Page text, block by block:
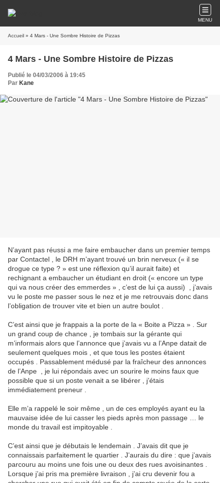
MENU
Accueil » 4 Mars - Une Sombre Histoire de Pizzas
4 Mars - Une Sombre Histoire de Pizzas
Publié le 04/03/2006 à 19:45
Par Kane
N’ayant pas réussi a me faire embaucher dans un premier temps
par Contactel , le DRH m’ayant trouvé un brin nerveux (« il se
drogue ce type ? » est une réflexion qu’il aurait faite) et
rechignant a embaucher un étudiant en droit (« encore un type
qui va nous créer des emmerdes » , c’est de lui ça aussi) , j’avais
vu le poste me passer sous le nez et je me retrouvais donc dans
l’obligation de trouver vite et bien un autre boulot .
C’est ainsi que je frappais a la porte de la « Boite a Pizza » . Sur
un grand coup de chance , je tombais sur la gérante qui
m’informais alors que l’annonce que j’avais vu a l’Anpe datait de
seulement quelques mois , et que tous les postes étaient
occupés . Passablement médusé par la fraîcheur des annonces
de l’Anpe , je lui répondais avec un sourire le moins faux que
possible que si un poste venait a se libérer , j’étais
immédiatement preneur .
Elle m’a rappelé le soir même , un de ces employés ayant eu la
mauvaise idée de lui casser les pieds après mon passage … le
monde du travail est impitoyable .
C’est ainsi que je débutais le lendemain . J’avais dit que je
connaissais parfaitement le quartier . J’aurais du dire : que j’avais
parcouru au moins une fois une ou deux des rues avoisinantes .
Lorsque j’ai pris ma première livraison , j’ai cru devenir fou a